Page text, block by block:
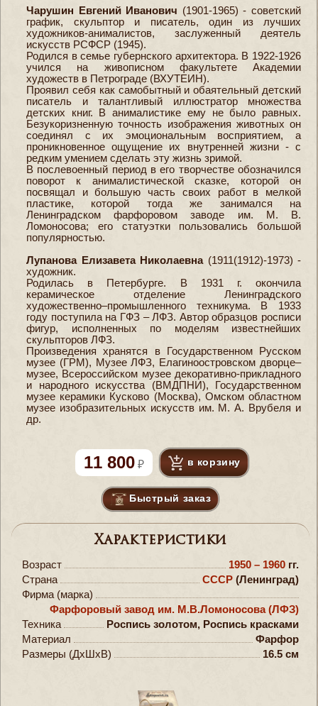
Чарушин Евгений Иванович (1901-1965) - советский
график, скульптор и писатель, один из лучших
художников-анималистов, заслуженный деятель
искусств РСФСР (1945).
Родился в семье губернского архитектора. В 1922-1926
учился на живописном факультете Академии
художеств в Петрограде (ВХУТЕИН).
Проявил себя как самобытный и обаятельный детский
писатель и талантливый иллюстратор множества
детских книг. В анималистике ему не было равных.
Безукоризненную точность изображения животных он
соединял с их эмоциональным восприятием, а
проникновенное ощущение их внутренней жизни - с
редким умением сделать эту жизнь зримой.
В послевоенный период в его творчестве обозначился
поворот к анималистической сказке, которой он
посвящал и большую часть своих работ в мелкой
пластике, которой тогда же занимался на
Ленинградском фарфоровом заводе им. М. В.
Ломоносова; его статуэтки пользовались большой
популярностью.
Лупанова Елизавета Николаевна(1911(1912)-1973) -
художник.
Родилась в Петербурге. В 1931 г. окончила
керамическое отделение Ленинградского
художественно–промышленного техникума. В 1933
году поступила на ГФЗ – ЛФЗ. Автор образцов росписи
фигур, исполненных по моделям известнейших
скульпторов ЛФЗ.
Произведения хранятся в Государственном Русском
музее (ГРМ), Музее ЛФЗ, Елагиноостровском дворце–
музее, Всероссийском музее декоративно-прикладного
и народного искусства (ВМДПНИ), Государственном
музее керамики Кусково (Москва), Омском областном
музее изобразительных искусств им. М. А. Врубеля и
др.
11 800 в корзину
Быстрый заказ
Характеристики
Возраст 1950 – 1960 гг.
Страна
СССР (Ленинград)
Фирма (марка)
Фарфоровый завод им. М.В.Ломоносова (ЛФЗ)
Техника
Роспись золотом, Роспись красками
Материал
Фарфор
Размеры (ДxШxВ)
16.5 см